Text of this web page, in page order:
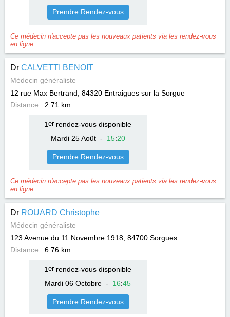
Prendre Rendez-vous
Ce médecin n'accepte pas les nouveaux patients via les rendez-vous
en ligne.
Dr CALVETTI BENOIT
Médecin généraliste
12 rue Max Bertrand, 84320 Entraigues sur la Sorgue
Distance : 2.71 km
1 errendez-vous disponible
Mardi 25 Août- 15:20
Prendre Rendez-vous
Ce médecin n'accepte pas les nouveaux patients via les rendez-vous
en ligne.
Dr ROUARD Christophe
Médecin généraliste
123 Avenue du 11 Novembre 1918, 84700 Sorgues
Distance : 6.76 km
1 errendez-vous disponible
Mardi 06 Octobre - 16:45
Prendre Rendez-vous